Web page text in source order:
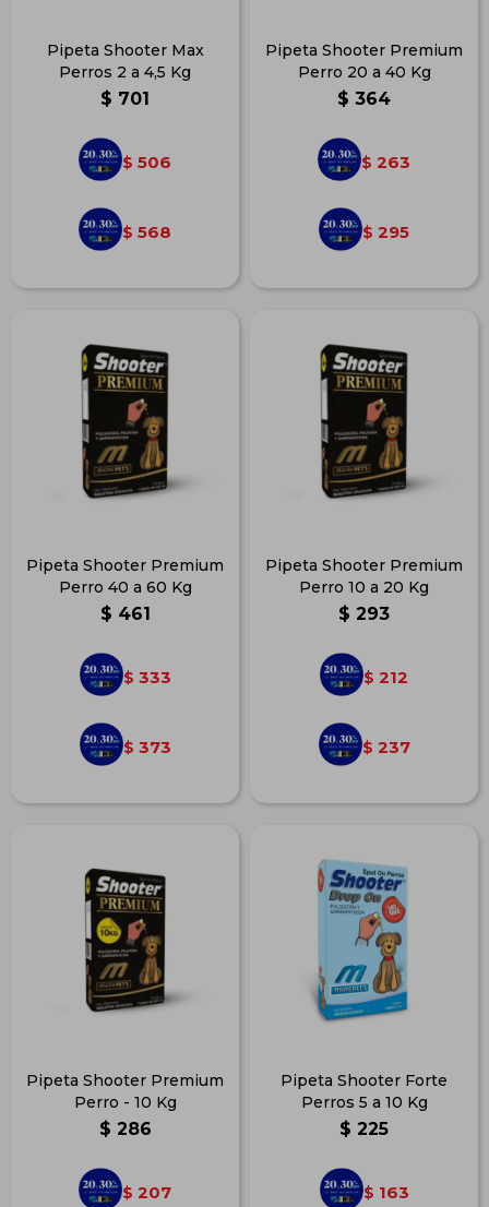
Pipeta Shooter Max
Perros 2 a 4,5 Kg
$ 701
$ 506
$ 568
Pipeta Shooter Premium
Perro 20 a 40 Kg
$ 364
$ 263
$ 295
Pipeta Shooter Premium
Perro 40 a 60 Kg
$ 461
$ 333
$ 373
Pipeta Shooter Premium
Perro 10 a 20 Kg
$ 293
$ 212
$ 237
Pipeta Shooter Premium
Perro - 10 Kg
$ 286
$ 207
Pipeta Shooter Forte
Perros 5 a 10 Kg
$ 225
$ 163